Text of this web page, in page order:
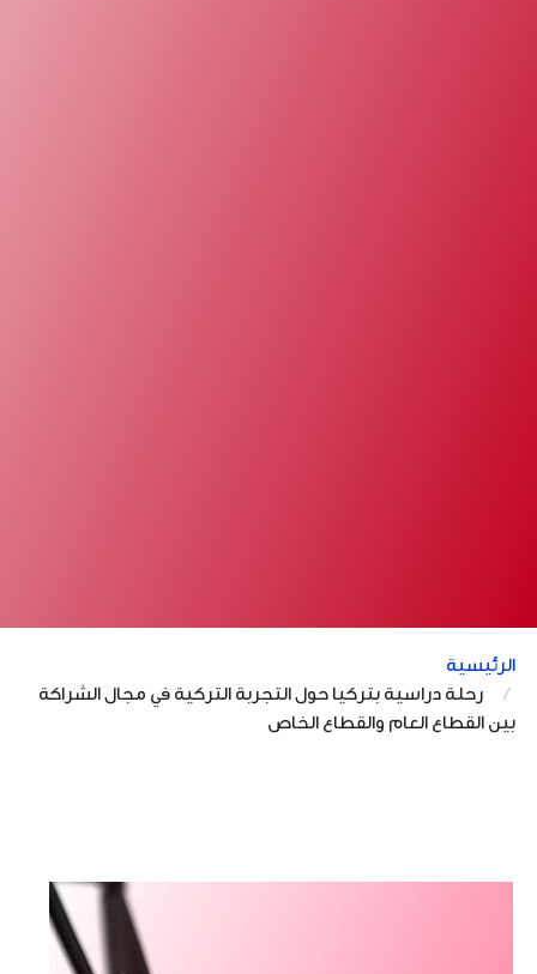
الرئيسية
رحلة دراسية بتركيا حول التجربة التركية في مجال الشراكة
بين القطاع العام والقطاع الخاص